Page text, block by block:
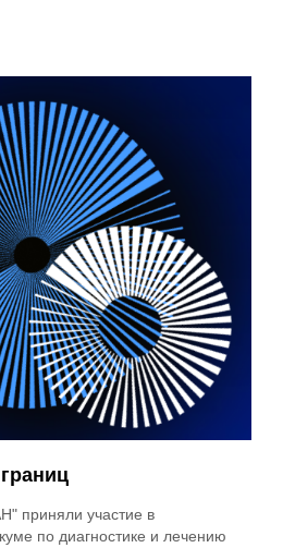
приняли участие в
по диагностике и лечению